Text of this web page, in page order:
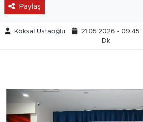
Paylaş
Köksal Ustaoğlu 21.05.2026 - 09:45
Dk